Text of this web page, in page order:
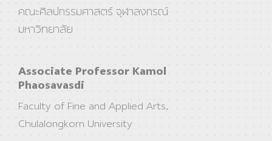
คณะศิลปกรรมศาสตร์ จุฬาลงกรณ์
มหาวิทยาลัย
Associate Professor Kamol
Phaosavasdi
Faculty of Fine and Applied Arts,
Chulalongkorn University